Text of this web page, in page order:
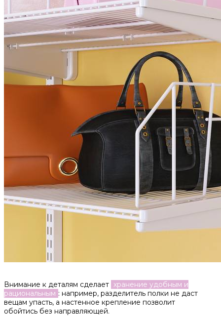
Внимание к деталям сделает хранение удобным и
рациональным : например, разделитель полки не даст
вещам упасть, а настенное крепление позволит
обойтись без направляющей.